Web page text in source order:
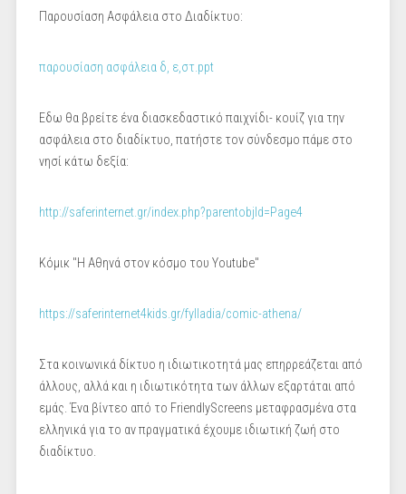
Παρουσίαση Ασφάλεια στο Διαδίκτυο:
παρουσίαση ασφάλεια δ, ε,στ.ppt
Εδω θα βρείτε ένα διασκεδαστικό παιχνίδι- κουίζ για την
ασφάλεια στο διαδίκτυο, πατήστε τον σύνδεσμο πάμε στο
νησί κάτω δεξία:
http://saferinternet.gr/index.php?parentobjId=Page4
Κόμικ "Η Αθηνά στον κόσμο του Youtube"
https://saferinternet4kids.gr/fylladia/comic-athena/
Στα κοινωνικά δίκτυο η ιδιωτικοτητά μας επηρρεάζεται από
άλλους, αλλά και η ιδιωτικότητα των άλλων εξαρτάται από
εμάς. Ένα βίντεο από το FriendlyScreens μεταφρασμένα στα
ελληνικά για το αν πραγματικά έχουμε ιδιωτική ζωή στο
διαδίκτυο.